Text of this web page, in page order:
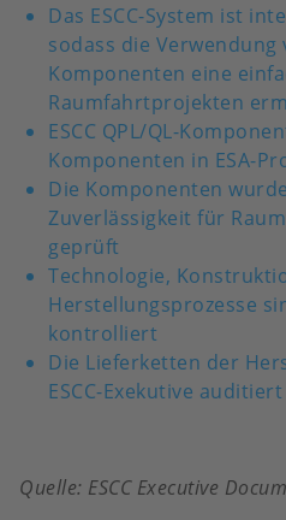
Das ESCC-System ist
sodass die Verwendung
Komponenten eine
Raumfahrtprojekten
ESCC QPL/QL-
Komponenten in ESA-
Die Komponenten
Zuverlässigkeit für
geprüft
Technologie,
Herstellungsprozesse
kontrolliert
Die Lieferketten der
ESCC-Exekutive auditiert
Quelle: ESCC Executive